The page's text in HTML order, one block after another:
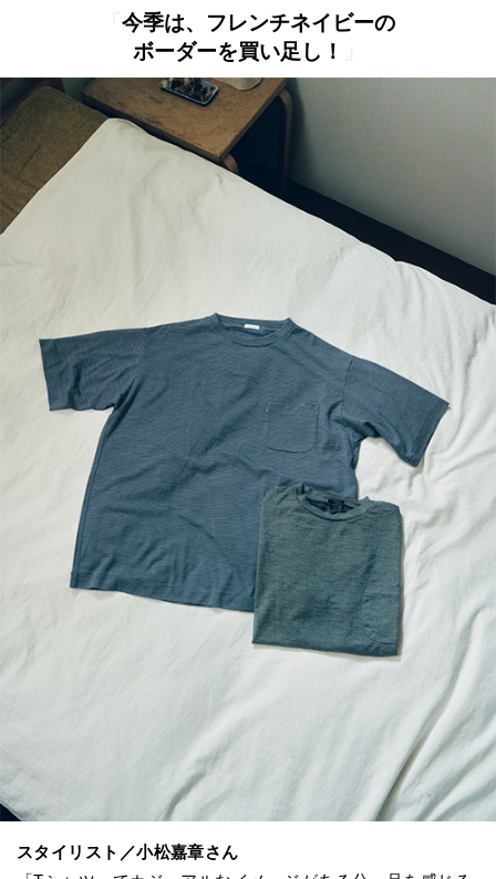
今季は、フレンチネイビーの
ボーダーを買い足し！
スタイリスト／小松嘉章さん